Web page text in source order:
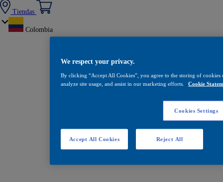
Tiendas
Colombia
We respect your privacy.
By clicking “Accept All Cookies”, you agree to the storing of
analyze site usage, and assist in our marketing efforts.
Cookie
Cookies Settings
Reject All
Accept All Cookies